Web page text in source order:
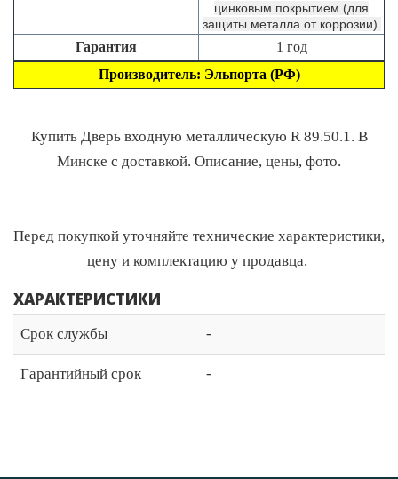
цинковым покрытием (для
защиты металла от коррозии).
Гарантия
1 год
Производитель: Эльпорта (РФ)
Купить Дверь входную металлическую R 89.50.1. В
Минске с доставкой. Описание, цены, фото.
Перед покупкой уточняйте технические характеристики,
цену и комплектацию у продавца.
ХАРАКТЕРИСТИКИ
Срок службы -
Гарантийный срок -